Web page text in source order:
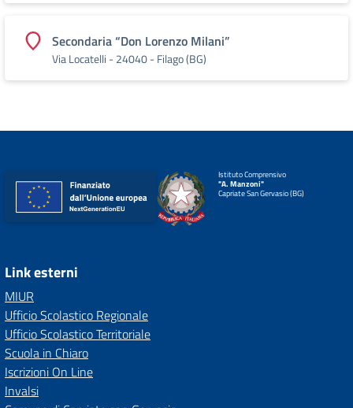
Secondaria “Don Lorenzo Milani”
Via Locatelli - 24040 - Filago (BG)
Istituto Comprensivo
"A. Manzoni"
Capriate San Gervasio (BG)
Link esterni
MIUR
Ufficio Scolastico Regionale
Ufficio Scolastico Territoriale
Scuola in Chiaro
Iscrizioni On Line
Invalsi